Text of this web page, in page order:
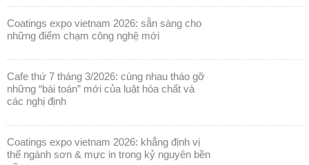
coatings expo vietnam 2026: sẵn sàng cho
những điểm chạm công nghệ mới
cafe thứ 7 tháng 3/2026: cùng nhau tháo gỡ
những “bài toán” mới của luật hóa chất và
các nghị định
coatings expo vietnam 2026: khẳng định vị
thế ngành sơn & mực in trong kỷ nguyên bền